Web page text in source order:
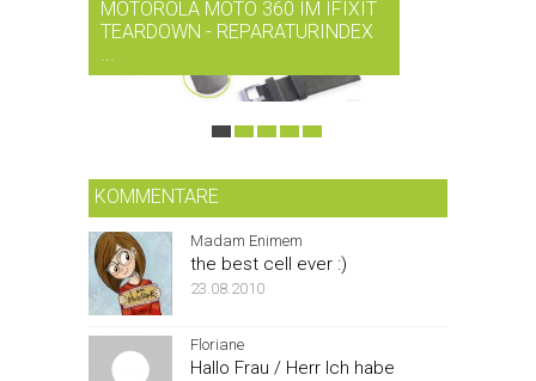
MOTOROLA MOTO 360 IM IFIXIT
TEARDOWN - REPARATURINDEX
...
KOMMENTARE
Madam Enimem
the best cell ever :)
23.08.2010
Floriane
Hallo Frau / Herr Ich habe